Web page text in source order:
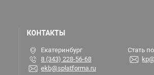
КОНТАКТЫ
Екатеринбург
8 (343) 228-56-68
ekb@splatforma.ru
Стать